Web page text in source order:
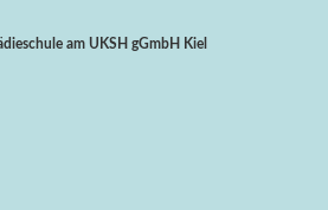
am UKSH gGmbH Kiel